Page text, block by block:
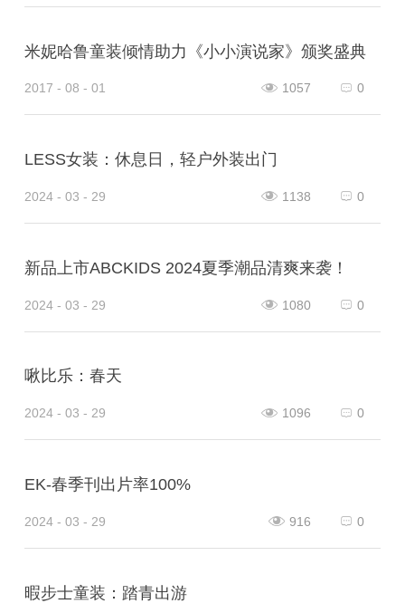
米妮哈鲁童装倾情助力《小小演说家》颁奖盛典
2017 - 08 - 01 0
1057
LESS女装：休息日，轻户外装出门
2024 - 03 - 29 0
1138
新品上市ABCKIDS 2024夏季潮品清爽来袭！
2024 - 03 - 29 0
1080
啾比乐：春天
2024 - 03 - 29 0
1096
EK-春季刊出片率100%
2024 - 03 - 29 0
916
暇步士童装：踏青出游